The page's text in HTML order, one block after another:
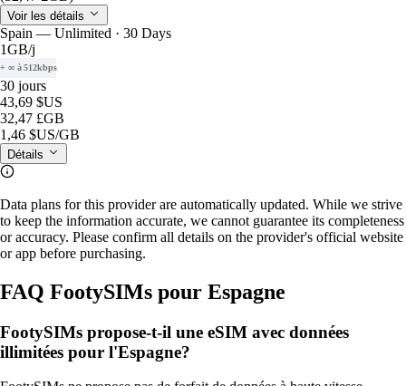
Voir les détails
Spain — Unlimited · 30 Days
1GB/j
+ ∞ à 512kbps
30 jours
43,69 $US
32,47 £GB
1,46 $US/GB
Détails
Data plans for this provider are automatically updated. While we strive
to keep the information accurate, we cannot guarantee its completeness
or accuracy. Please confirm all details on the provider's official website
or app before purchasing.
FAQ FootySIMs pour Espagne
FootySIMs propose-t-il une eSIM avec données
illimitées pour l'Espagne?